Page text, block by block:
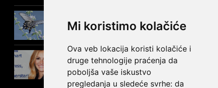
Mi koristimo kolačiće
Ova veb lokacija koristi kolačiće i
druge tehnologije praćenja da
poboljša vaše iskustvo
pregledanja u sledeće svrhe: da
engleskom: was ili were
Jednostavni tekstovi na engleskom -
Džulija Roberts